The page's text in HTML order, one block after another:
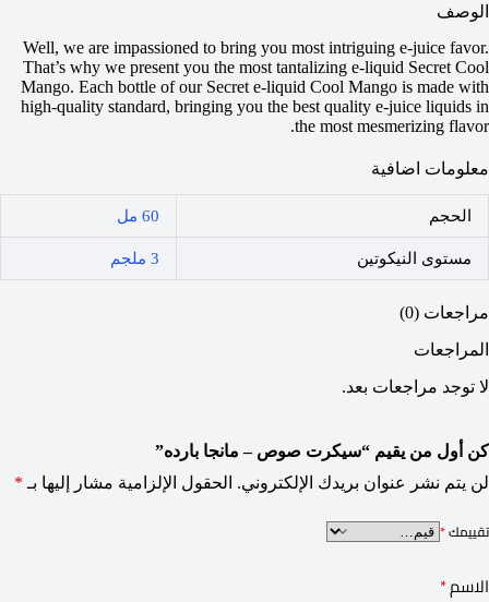
الوصف
Well, we are impassioned to bring you most intriguing e-juice favor.
That’s why we present you the most tantalizing e-liquid Secret Cool
Mango. Each bottle of our Secret e-liquid Cool Mango is made with
high-quality standard, bringing you the best quality e-juice liquids in
the most mesmerizing flavor.
معلومات اضافية
الحجم 60 مل
مستوى النيكوتين 3 ملجم
مراجعات (0)
المراجعات
لا توجد مراجعات بعد.
كن أول من يقيم “سيكرت صوص – مانجا بارده”
لن يتم نشر عنوان بريدك الإلكتروني. الحقول الإلزامية مشار إليها بـ *
تقييمك*
الاسم*